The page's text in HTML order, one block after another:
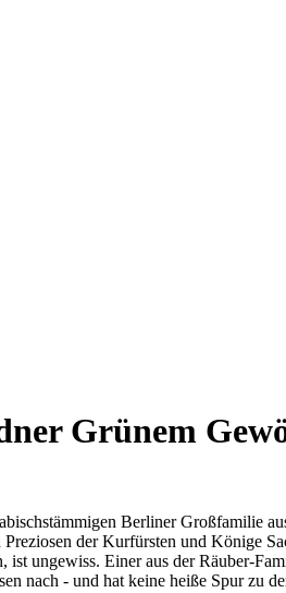
Grünem
Berliner Großfamilie
der Kurfürsten und Könige
ist ungewiss. Einer aus der Räuber-
nach - und hat keine heiße Spur zu